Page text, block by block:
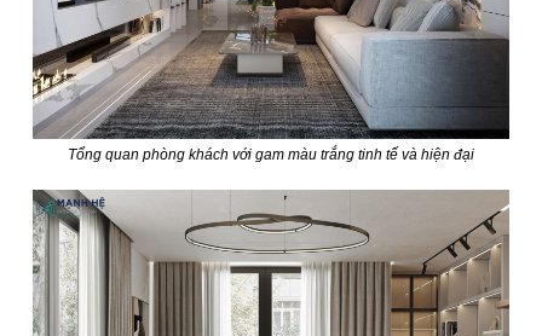
Tổng quan phòng khách với gam màu trắng tinh tế và hiện đại